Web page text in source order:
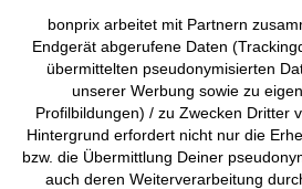
bonprix arbeitet mit Partnern
Endgerät abgerufene Daten
übermittelten pseudonymisierten
unserer Werbung sowie zu
Profilbildungen) / zu Zwecken Dritter
Hintergrund erfordert nicht nur die
bzw. die Übermittlung Deiner
auch deren Weiterverarbeitung